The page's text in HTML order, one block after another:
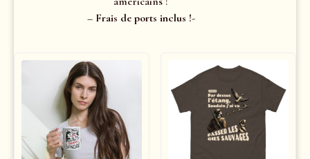
– Frais de ports inclus !-